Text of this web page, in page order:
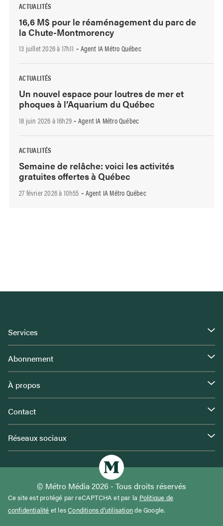
ACTUALITÉS
16,6 M$ pour le réaménagement du parc de
la Chute-Montmorency
13 juillet 2026 à 17h11 - Agent IA Métro Québec
ACTUALITÉS
Un nouvel espace pour loutres de mer et
phoques à l’Aquarium du Québec
18 juin 2026 à 16h29 - Agent IA Métro Québec
ACTUALITÉS
Semaine de relâche: voici les activités
gratuites offertes à Québec
27 février 2026 à 10h55 - Agent IA Métro Québec
Services
Abonnement
À propos
Contact
Réseaux sociaux
© Métro Média 2026 - Tous droits réservés
Ce site est protégé par reCAPTCHA et par la Politique de
confidentialité et lesConditions d'utilisationde Google.